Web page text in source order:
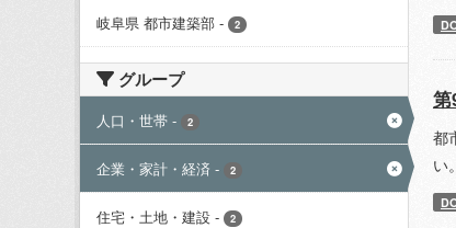
岐阜県 都市建築部 - 2
グループ
人口・世帯 - 2
企業・家計・経済 - 2
住宅・土地・建設 - 2
第
都
い。